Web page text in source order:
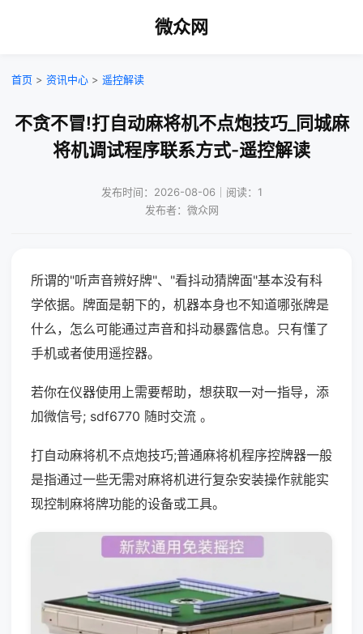
微众网
首页 > 资讯中心 > 遥控解读
不贪不冒!打自动麻将机不点炮技巧_同城麻
将机调试程序联系方式-遥控解读
发布时间：2026-08-06｜阅读：1
发布者：微众网
所谓的"听声音辨好牌"、"看抖动猜牌面"基本没有科
学依据。牌面是朝下的，机器本身也不知道哪张牌是
什么，怎么可能通过声音和抖动暴露信息。只有懂了
手机或者使用遥控器。
若你在仪器使用上需要帮助，想获取一对一指导，添
加微信号; sdf6770 随时交流 。
打自动麻将机不点炮技巧;普通麻将机程序控牌器一般
是指通过一些无需对麻将机进行复杂安装操作就能实
现控制麻将牌功能的设备或工具。